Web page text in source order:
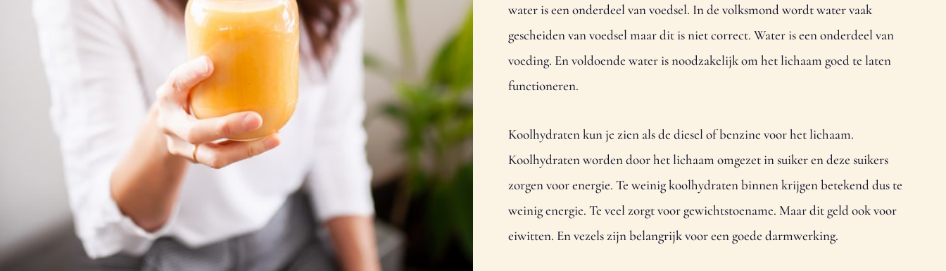
water is een onderdeel van voedsel. In de volksmond wordt water vaak
gescheiden van voedsel maar dit is niet correct. Water is een onderdeel van
voeding. En voldoende water is noodzakelijk om het lichaam goed te laten
functioneren.
Koolhydraten kun je zien als de diesel of benzine voor het lichaam.
Koolhydraten worden door het lichaam omgezet in suiker en deze suikers
zorgen voor energie. Te weinig koolhydraten binnen krijgen betekend dus te
weinig energie. Te veel zorgt voor gewichtstoename. Maar dit geld ook voor
eiwitten. En vezels zijn belangrijk voor een goede darmwerking.